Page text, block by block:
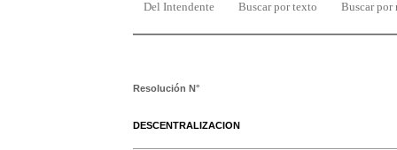
Del Intendente Buscar por texto Buscar por
Resolución N°
DESCENTRALIZACION